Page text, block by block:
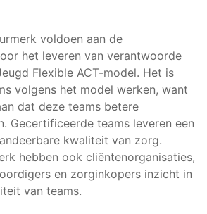
voldoen aan de
het leveren van verantwoorde
Flexible ACT-model. Het is
volgens het model werken, want
dat deze teams betere
Gecertificeerde teams leveren een
kwaliteit van zorg.
hebben ook cliëntenorganisaties,
en zorginkopers inzicht in
van teams.